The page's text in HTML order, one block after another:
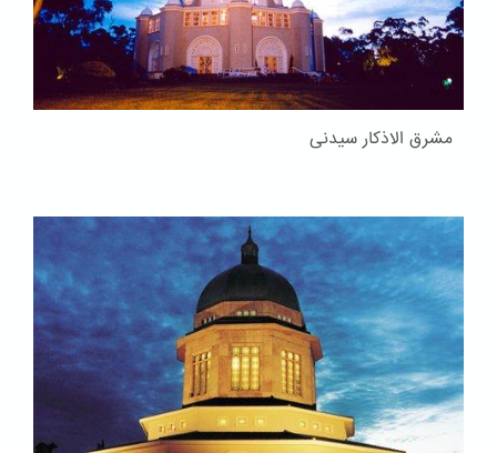
مشرق الاذکار سیدنی